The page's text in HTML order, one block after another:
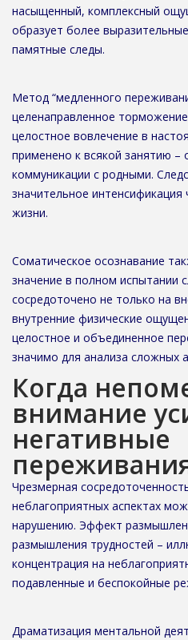
насыщенный, комплексный
образует более
памятные следы.
Метод “медленного
целенаправленное
целостное вовлечение в
применено к всякой занятию
коммуникации с родными.
значительное
жизни.
Соматическое осознавание
значение в полном испытании
сосредоточено не только на
внутренние физические
целостное и объединенное
значимо для анализа сложных
Когда
внимание
негативные
Чрезмерная
неблагоприятных аспектах
нарушению. Эффект
размышления трудностей –
концентрация на
подавленные и беспокойные
Драматизация ментальной